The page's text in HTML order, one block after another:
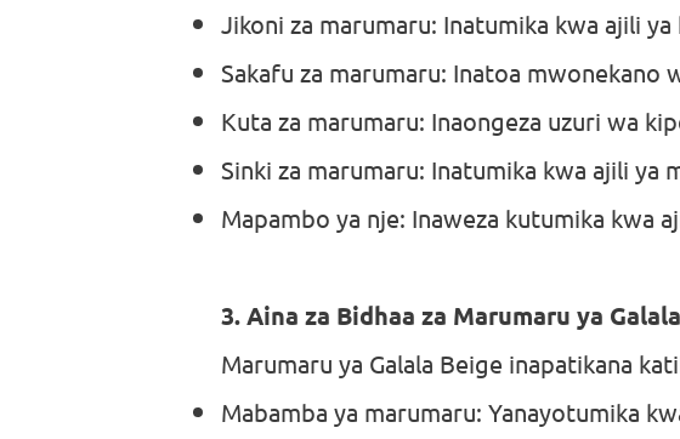
Jikoni za marumaru: Inatumika kwa ajili
Sakafu za marumaru: Inatoa mwonekano
Kuta za marumaru: Inaongeza uzuri wa
Sinki za marumaru: Inatumika kwa ajili ya
Mapambo ya nje: Inaweza kutumika kwa
3. Aina za Bidhaa za Marumaru ya
Marumaru ya Galala Beige inapatikana
Mabamba ya marumaru: Yanayotumika